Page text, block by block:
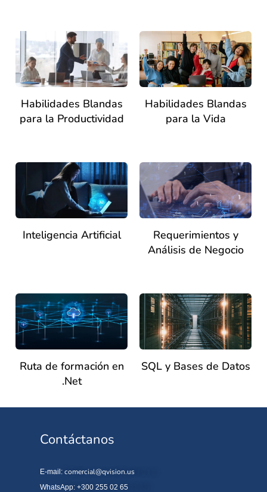
Habilidades Blandas
para la Productividad
Habilidades Blandas
para la Vida
Inteligencia Artificial
Requerimientos y
Análisis de Negocio
Ruta de formación en
.Net
SQL y Bases de Datos
Contáctanos
E-mail: comercial@qvision.us
WhatsApp: +300 255 02 65